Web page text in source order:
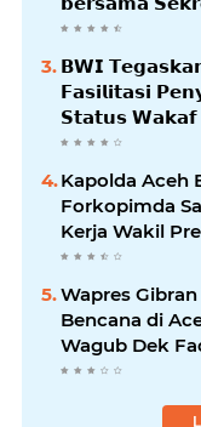
𝗕𝗪𝗜
𝗙𝗮𝘀𝗶𝗹𝗶𝘁𝗮𝘀𝗶
𝗦𝘁𝗮𝘁𝘂𝘀
Kapolda Aceh
Forkopimda
Kerja Wakil
Kabupaten
Wapres
Bencana di
Wagub Dek